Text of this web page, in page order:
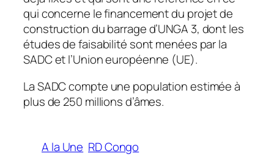
qui concerne le financement du projet de
construction du barrage d’UNGA 3, dont les
études de faisabilité sont menées par la
SADC et l’Union européenne (UE).
La SADC compte une population estimée à
plus de 250 millions d’âmes.
A la Une RD Congo